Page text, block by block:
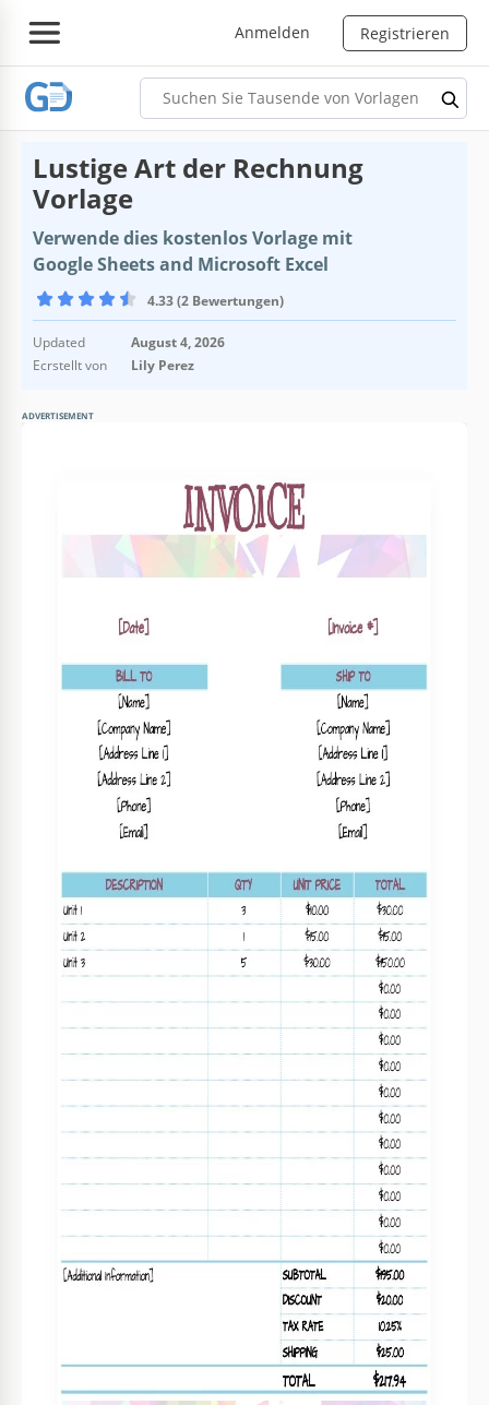
Anmelden Registrieren
Lustige Art der Rechnung
Vorlage
Verwende dies kostenlos Vorlage mit
Google Sheets and Microsoft Excel
4.33 (2 Bewertungen)
Updated
August 4, 2026
Ecrstellt von
Lily Perez
ADVERTISEMENT